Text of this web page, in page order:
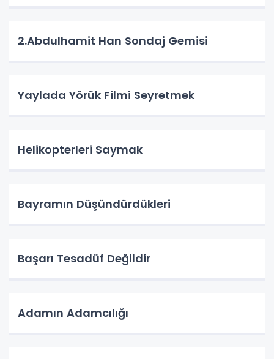
2.Abdulhamit Han Sondaj Gemisi
Yaylada Yörük Filmi Seyretmek
Helikopterleri Saymak
Bayramın Düşündürdükleri
Başarı Tesadüf Değildir
Adamın Adamcılığı